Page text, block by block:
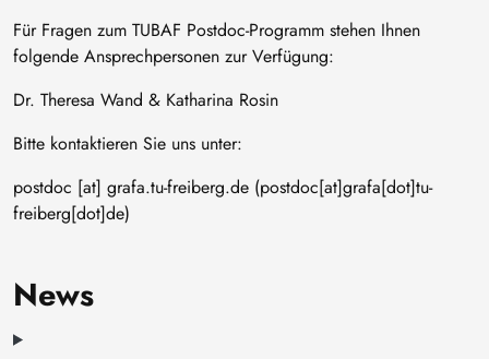
Für Fragen zum TUBAF Postdoc-Programm stehen Ihnen
folgende Ansprechpersonen zur Verfügung:
Dr. Theresa Wand & Katharina Rosin
Bitte kontaktieren Sie uns unter:
postdoc [at] grafa.tu-freiberg.de (postdoc[at]grafa[dot]tu-
freiberg[dot]de)
News